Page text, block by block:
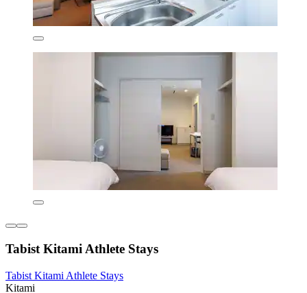
Tabist Kitami Athlete Stays
Tabist Kitami Athlete Stays
Kitami